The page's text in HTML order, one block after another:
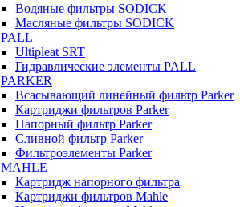
Водяные фильтры SODICK
Масляные фильтры SODICK
PALL
Ultipleat SRT
Гидравлические элементы PALL
PARKER
Всасывающий линейный фильтр Parker
Картриджи фильтров Parker
Напорный фильтр Parker
Сливной фильтр Parker
Фильтроэлементы Parker
MAHLE
Картридж напорного фильтра
Картриджи фильтров Mahle